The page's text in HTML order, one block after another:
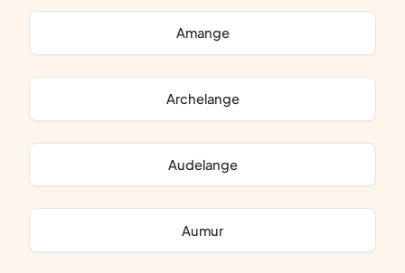
Amange
Archelange
Audelange
Aumur